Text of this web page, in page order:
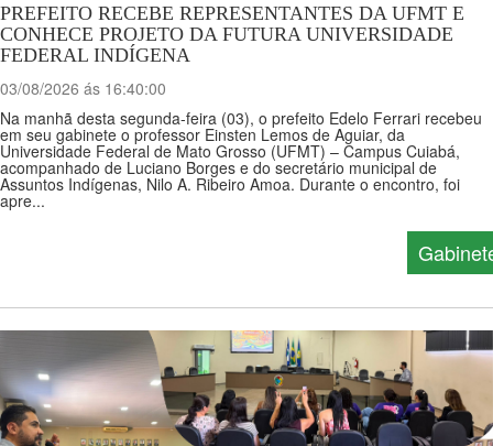
PREFEITO RECEBE REPRESENTANTES DA UFMT E
CONHECE PROJETO DA FUTURA UNIVERSIDADE
FEDERAL INDÍGENA
03/08/2026 ás 16:40:00
Na manhã desta segunda-feira (03), o prefeito Edelo Ferrari recebeu
em seu gabinete o professor Einsten Lemos de Aguiar, da
Universidade Federal de Mato Grosso (UFMT) – Campus Cuiabá,
acompanhado de Luciano Borges e do secretário municipal de
Assuntos Indígenas, Nilo A. Ribeiro Amoa. Durante o encontro, foi
apre...